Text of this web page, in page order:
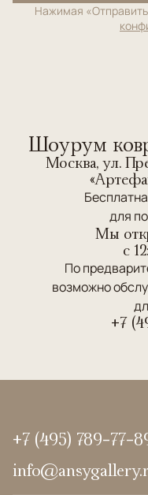
Нажимая
Шоурум
Москва, ул.
для
Мы
c
По
возможно
+7
+7 (495) 789-77-